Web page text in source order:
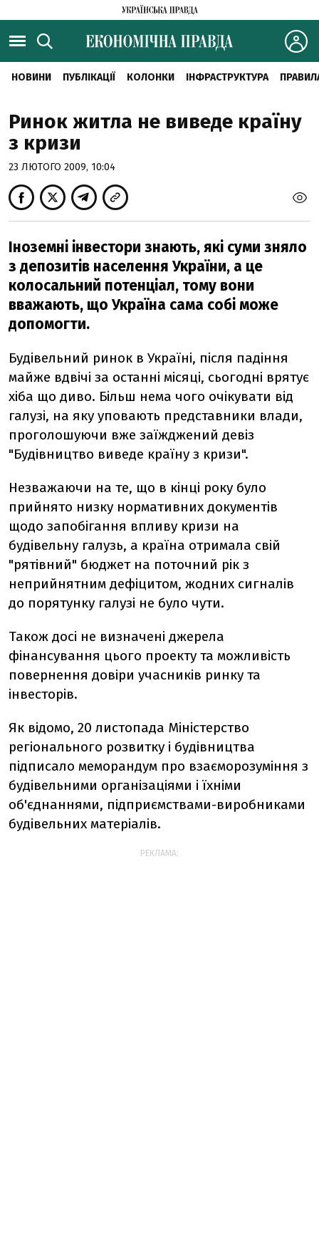
НОВИНИ ПУБЛІКАЦІЇ КОЛОНКИ ІНФРАСТРУКТУРА
Ринок житла не виведе країну
з кризи
23 ЛЮТОГО 2009, 10:04
Іноземні інвестори знають, які суми зняло
з депозитів населення України, а це
колосальний потенціал, тому вони
вважають, що Україна сама собі може
допомогти.
Будівельний ринок в Україні, після падіння
майже вдвічі за останні місяці, сьогодні врятує
хіба що диво. Більш нема чого очікувати від
галузі, на яку уповають представники влади,
проголошуючи вже заїжджений девіз
"Будівництво виведе країну з кризи".
Незважаючи на те, що в кінці року було
прийнято низку нормативних документів
щодо запобігання впливу кризи на
будівельну галузь, а країна отримала свій
"рятівний" бюджет на поточний рік з
неприйнятним дефіцитом, жодних сигналів
до порятунку галузі не було чути.
Також досі не визначені джерела
фінансування цього проекту та можливість
повернення довіри учасників ринку та
інвесторів.
Як відомо, 20 листопада Міністерство
регіонального розвитку і будівництва
підписало меморандум про взаєморозуміння з
будівельними організаціями і їхніми
об'єднаннями, підприємствами-виробниками
будівельних матеріалів.
РЕКЛАМА: